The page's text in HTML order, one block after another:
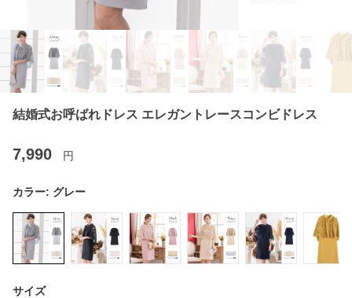
結婚式お呼ばれドレス エレガントレースコンビドレス
7,990 円
カラー: グレー
サイズ